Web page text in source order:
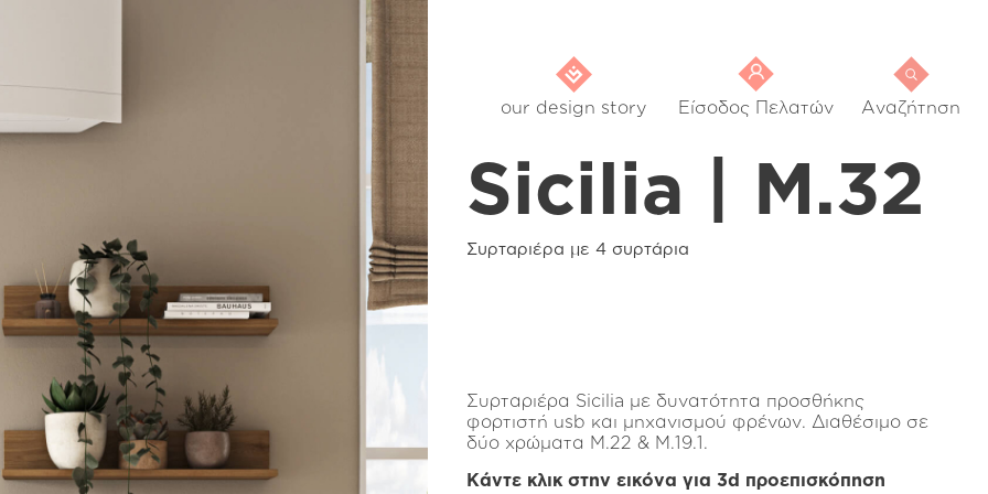
our design story Είσοδος Πελατών Αναζήτηση
Sicilia | M.32
Συρταριέρα με 4 συρτάρια
Συρταριέρα Sicilia με δυνατότητα προσθήκης
φορτιστή usb και μηχανισμού φρένων. Διαθέσιμο σε
δύο χρώματα Μ.22 & Μ.19.1.
Κάντε κλικ στην εικόνα για 3d προεπισκόπηση